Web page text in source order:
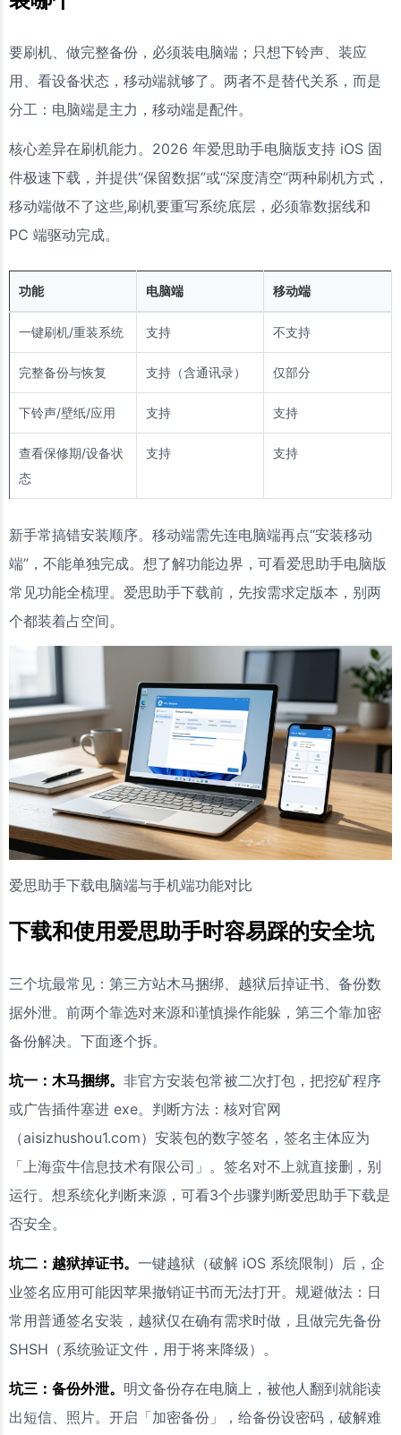
要刷机、做完整备份，必须装电脑端；只想下铃声、装应
用、看设备状态，移动端就够了。两者不是替代关系，而是
分工：电脑端是主力，移动端是配件。
核心差异在刷机能力。2026 年爱思助手电脑版支持 iOS 固
件极速下载，并提供“保留数据”或“深度清空”两种刷机方式，
移动端做不了这些,刷机要重写系统底层，必须靠数据线和
PC 端驱动完成。
功能 电脑端 移动端
一键刷机/重装系统 支持 不支持
完整备份与恢复 支持（含通讯录） 仅部分
下铃声/壁纸/应用 支持 支持
查看保修期/设备状
态
支持 支持
新手常搞错安装顺序。移动端需先连电脑端再点“安装移动
端”，不能单独完成。想了解功能边界，可看爱思助手电脑版
常见功能全梳理。爱思助手下载前，先按需求定版本，别两
个都装着占空间。
爱思助手下载电脑端与手机端功能对比
下载和使用爱思助手时容易踩的安全坑
三个坑最常见：第三方站木马捆绑、越狱后掉证书、备份数
据外泄。前两个靠选对来源和谨慎操作能躲，第三个靠加密
备份解决。下面逐个拆。
坑一：木马捆绑。 非官方安装包常被二次打包，把挖矿程序
或广告插件塞进 exe。判断方法：核对官网
（aisizhushou1.com）安装包的数字签名，签名主体应为
「上海蛮牛信息技术有限公司」。签名对不上就直接删，别
运行。想系统化判断来源，可看3个步骤判断爱思助手下载是
否安全。
坑二：越狱掉证书。 一键越狱（破解 iOS 系统限制）后，企
业签名应用可能因苹果撤销证书而无法打开。规避做法：日
常用普通签名安装，越狱仅在确有需求时做，且做完先备份
SHSH（系统验证文件，用于将来降级）。
坑三：备份外泄。 明文备份存在电脑上，被他人翻到就能读
出短信、照片。开启「加密备份」，给备份设密码，破解难